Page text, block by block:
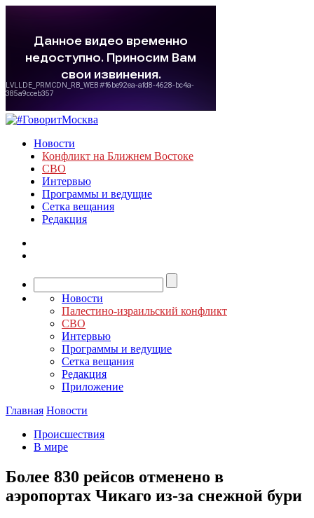
Новости
Конфликт на Ближнем Востоке
СВО
Интервью
Программы и ведущие
Сетка вещания
Редакция
Новости
Палестино-израильский конфликт
СВО
Интервью
Программы и ведущие
Сетка вещания
Редакция
Приложение
Главная Новости
Происшествия
В мире
Более 830 рейсов отменено в
аэропортах Чикаго из-за снежной бури